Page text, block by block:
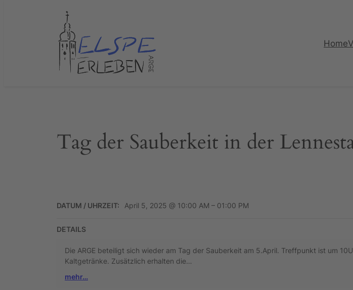
Home
Tag der Sauberkeit in der
DATUM / UHRZEIT: April 5, 2025 @ 10:00 AM – 01:00 PM
DETAILS
Die ARGE beteiligt sich wieder am Tag der Sauberkeit am 5.April. Treffpunkt ist um
Kaltgetränke. Zusätzlich erhalten die…
mehr…